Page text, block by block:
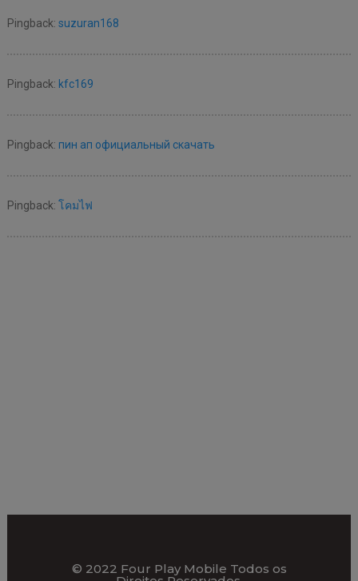
Pingback: suzuran168
Pingback: kfc169
Pingback: пин ап официальный скачать
Pingback: โคมไฟ
© 2022 Four Play Mobile Todos os